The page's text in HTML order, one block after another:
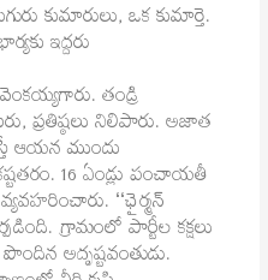
కుమారులు, ఒక కుమార్తె.
ఇద్దరు
తండ్రి
ప్రతిష్ఠలు నిలిపారు. అజాత
ఆయన ముందు
16 ఏండ్లు పంచాయతీ
‘‘ఛైర్మన్
గ్రామంలో పార్టీల కక్షలు
అదృష్టవంతుడు.